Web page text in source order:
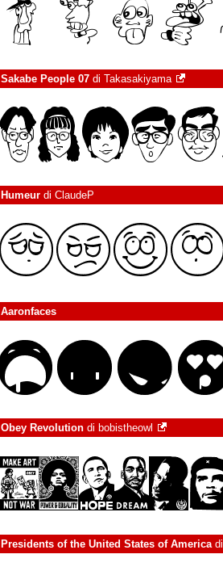
Sakabe People 07 di Takasakiyama
Humeur di ClaudeP
Aaronfaces
Obey Revolution di bobistheowl
Presidents of the United States of Americadi